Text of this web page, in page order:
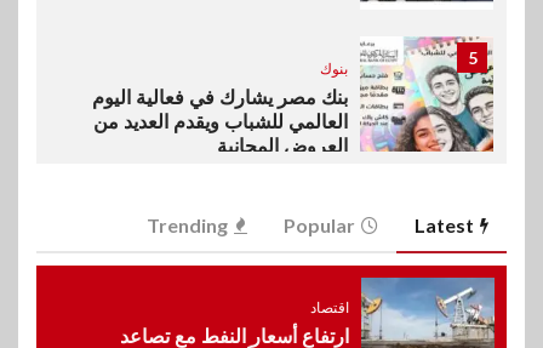
5
بنوك
بنك مصر يشارك في فعالية اليوم
العالمي للشباب ويقدم العديد من
العروض المجانية
6
بنوك
بنك QNB مصر يعزز جاهزية
للنمو والتوسع
Latest
Popular
Trending
اقتصاد
ارتفاع أسعار النفط مع تصاعد